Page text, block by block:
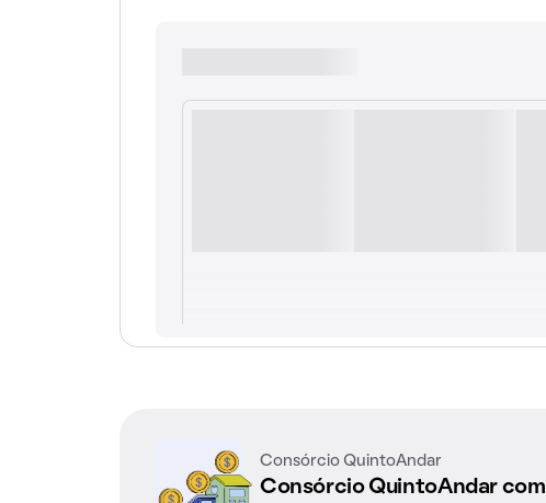
Consórcio QuintoAndar
Consórcio QuintoAndar com